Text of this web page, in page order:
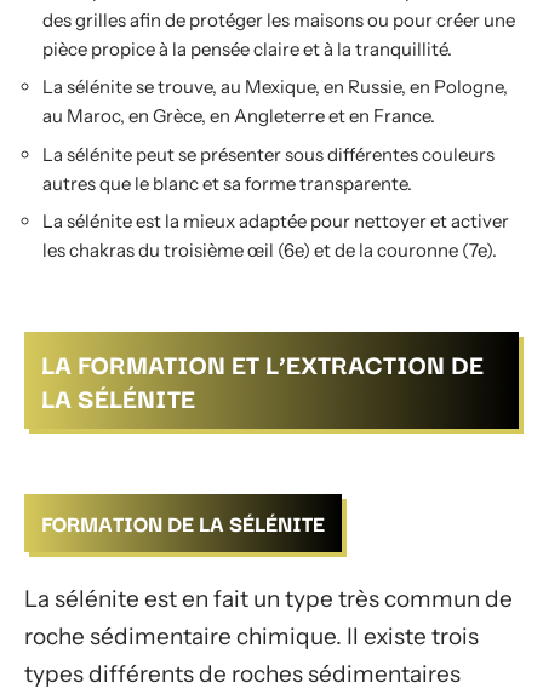
des grilles afin de protéger les maisons ou pour créer une
pièce propice à la pensée claire et à la tranquillité.
La sélénite se trouve, au Mexique, en Russie, en Pologne,
au Maroc, en Grèce, en Angleterre et en France.
La sélénite peut se présenter sous différentes couleurs
autres que le blanc et sa forme transparente.
La sélénite est la mieux adaptée pour nettoyer et activer
les chakras du troisième œil (6e) et de la couronne (7e).
LA FORMATION ET L’EXTRACTION DE
LA SÉLÉNITE
FORMATION DE LA SÉLÉNITE
La sélénite est en fait un type très commun de
roche sédimentaire chimique. Il existe trois
types différents de roches sédimentaires